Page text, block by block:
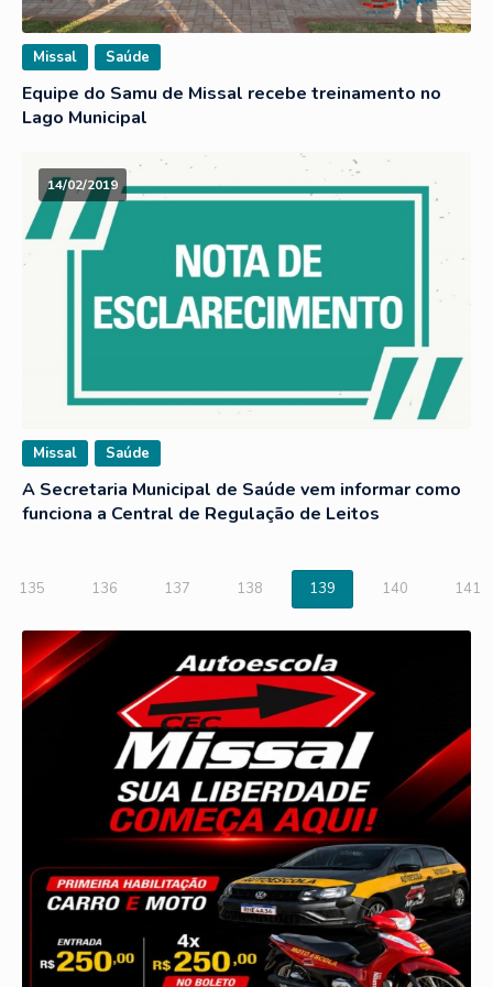
Missal Saúde
Equipe do Samu de Missal recebe treinamento no
Lago Municipal
14/02/2019
Missal Saúde
A Secretaria Municipal de Saúde vem informar como
funciona a Central de Regulação de Leitos
135 136 137 138 139 140 141